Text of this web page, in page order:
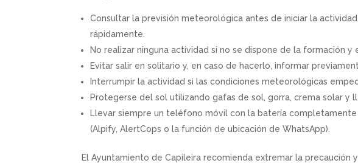
Consultar la previsión meteorológica antes de iniciar la
rápidamente.
No realizar ninguna actividad si no se dispone de la formación y
Evitar salir en solitario y, en caso de hacerlo, informar
Interrumpir la actividad si las condiciones meteorológicas
Protegerse del sol utilizando gafas de sol, gorra, crema solar y
Llevar siempre un teléfono móvil con la batería
(Alpify, AlertCops o la función de ubicación de WhatsApp).
El Ayuntamiento de Capileira recomienda extremar la